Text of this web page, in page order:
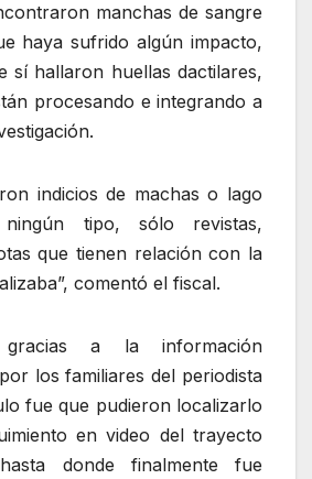
manchas de sangre
haya sufrido algún impacto,
sí hallaron huellas dactilares,
procesando e integrando a
indicios de machas o lago
tipo, sólo revistas,
que tienen relación con la
comentó el fiscal.
a la información
los familiares del periodista
fue que pudieron localizarlo
en video del trayecto
donde finalmente fue